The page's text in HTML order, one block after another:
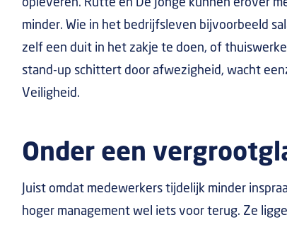
opleveren. Rutte en De Jonge kunnen erover
minder. Wie in het bedrijfsleven bijvoorbeeld
zelf een duit in het zakje te doen, of
stand-up schittert door afwezigheid, wacht
Veiligheid.
Onder een
Juist omdat medewerkers tijdelijk minder
hoger management wel iets voor terug. Ze